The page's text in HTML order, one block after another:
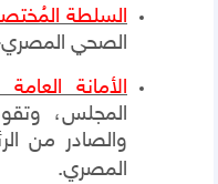
السلطة
الصحي
الأمانة
المجلس،
والصادر من
المصري.